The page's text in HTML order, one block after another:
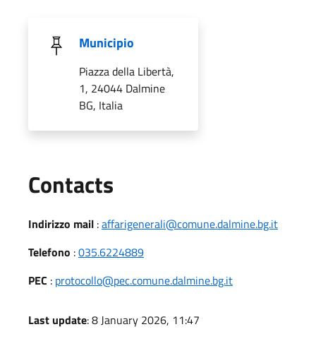
Municipio
Piazza della Libertà,
1, 24044 Dalmine
BG, Italia
Contacts
Indirizzo mail :affarigenerali@comune.dalmine.bg.it
Telefono :035.6224889
PEC : protocollo@pec.comune.dalmine.bg.it
Last update: 8 January 2026, 11:47